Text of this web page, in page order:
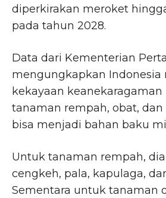
diperkirakan meroket
pada tahun 2028.
Data dari Kementerian
mengungkapkan Indonesia
kekayaan
tanaman rempah, obat,
bisa menjadi bahan baku
Untuk tanaman rempah,
cengkeh, pala, kapulaga,
Sementara untuk tanaman